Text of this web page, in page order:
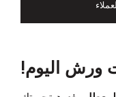
ورش اليوم!